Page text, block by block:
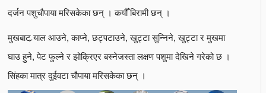
दर्जन पशुचौपाया मरिसकेका छन् । कयौँ बिरामी छन् ।
मुखबाट र्‍याल आउने, काप्ने, छट्पटाउने, खुट्टा सुन्निने, खुट्टा र मुखमा
घाउ हुने, पेट फुल्ने र झोक्रिएर बस्नेजस्ता लक्षण पशुमा देखिने गरेको छ ।
सिंहका मात्र दुईवटा चौपाया मरिसकेका छन् ।